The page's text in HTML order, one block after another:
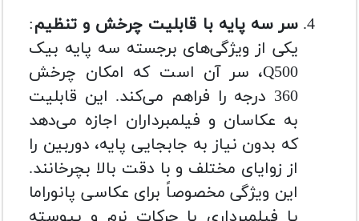
سر سه پایه با قابلیت چرخش و تنظیم:
یکی از ویژگی‌های برجسته سه پایه بیک
Q500، سر آن است که امکان چرخش
360 درجه را فراهم می‌کند. این قابلیت
به عکاسان و فیلمبرداران اجازه می‌دهد
که بدون نیاز به جابجایی پایه، دوربین را
از زوایای مختلف و با دقت بالا بچرخانند.
این ویژگی مخصوصاً برای عکاسی پانوراما